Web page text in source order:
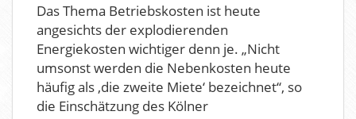
Das Thema Betriebskosten ist heute
angesichts der explodierenden
Energiekosten wichtiger denn je. „Nicht
umsonst werden die Nebenkosten heute
häufig als ‚die zweite Miete‘ bezeichnet“, so
die Einschätzung des Kölner